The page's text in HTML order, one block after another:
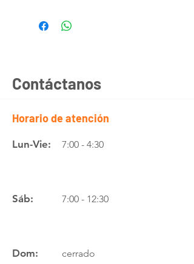
Contáctanos
Horario de atención
Lun-Vie: 7:00 - 4:30
Sáb: 7:00 - 12:30
Dom: cerrado